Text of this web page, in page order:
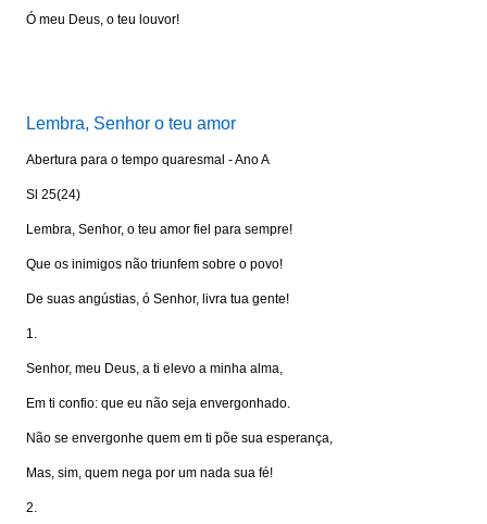
Ó meu Deus, o teu louvor!
Lembra, Senhor o teu amor
Abertura para o tempo quaresmal - Ano A
Sl 25(24)
Lembra, Senhor, o teu amor fiel para sempre!
Que os inimigos não triunfem sobre o povo!
De suas angústias, ó Senhor, livra tua gente!
1.
Senhor, meu Deus, a ti elevo a minha alma,
Em ti confio: que eu não seja envergonhado.
Não se envergonhe quem em ti põe sua esperança,
Mas, sim, quem nega por um nada sua fé!
2.